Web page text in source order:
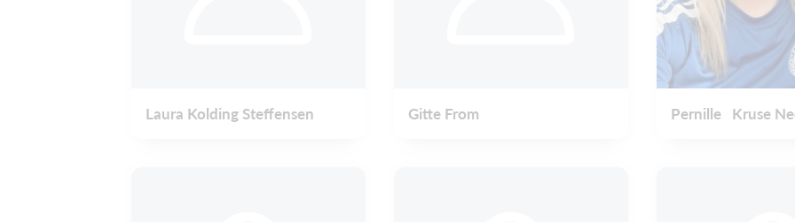
Laura Kolding Steffensen Gitte From Pernille Kruse